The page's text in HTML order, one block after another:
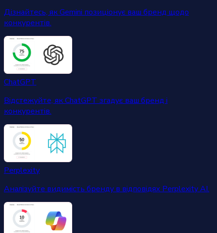
Дізнайтесь, як Gemini позиціонує ваш бренд щодо
конкурентів.
ChatGPT
Відстежуйте, як ChatGPT згадує ваш бренд і
конкурентів.
Perplexity
Аналізуйте видимість бренду в відповідях Perplexity AI.